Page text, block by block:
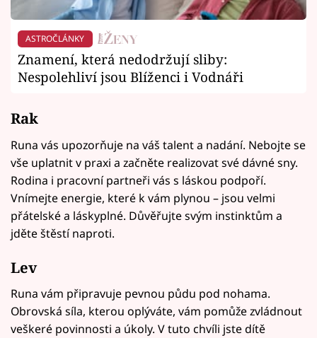
ASTROČLÁNKY
Znamení, která nedodržují sliby:
Nespolehliví jsou Blíženci i Vodnáři
Rak
Runa vás upozorňuje na váš talent a nadání. Nebojte se
vše uplatnit v praxi a začněte realizovat své dávné sny.
Rodina i pracovní partneři vás s láskou podpoří.
Vnímejte energie, které k vám plynou – jsou velmi
přátelské a láskyplné. Důvěřujte svým instinktům a
jděte štěstí naproti.
Lev
Runa vám připravuje pevnou půdu pod nohama.
Obrovská síla, kterou oplýváte, vám pomůže zvládnout
veškeré povinnosti a úkoly. V tuto chvíli jste dítě